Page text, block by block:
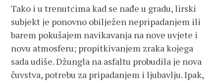
Tako i u trenutcima kad se nađe u gradu, lirski
subjekt je ponovno obilježen nepripadanjem ili
barem pokušajem navikavanja na nove uvjete i
novu atmosferu; propitkivanjem zraka kojega
sada udiše. Džungla na asfaltu probudila je nova
čuvstva, potrebu za pripadanjem i ljubavlju. Ipak,